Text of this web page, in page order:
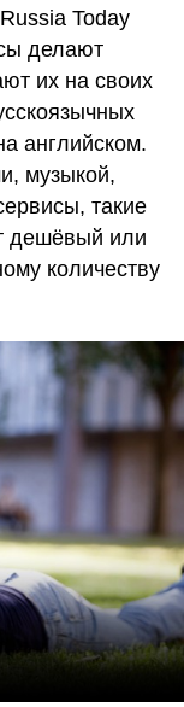
Today
делают
их на своих
английском.
музыкой,
такие
дешёвый или
количеству